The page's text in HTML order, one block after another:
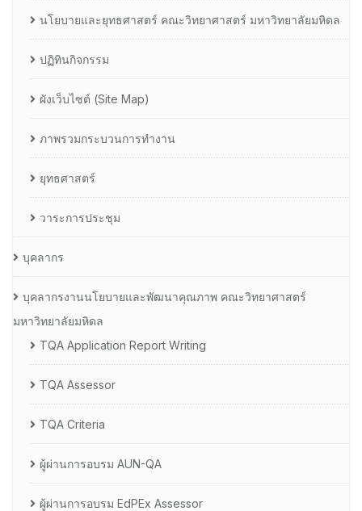
นโยบายและยุทธศาสตร์ คณะวิทยาศาสตร์ มหาวิทยาลัยมหิดล
ปฏิทินกิจกรรม
ผังเว็บไซต์ (Site Map)
ภาพรวมกระบวนการทำงาน
ยุทธศาสตร์
วาระการประชุม
บุคลากร
บุคลากรงานนโยบายและพัฒนาคุณภาพ คณะวิทยาศาสตร์
มหาวิทยาลัยมหิดล
TQA Application Report Writing
TQA Assessor
TQA Criteria
ผู้ผ่านการอบรม AUN-QA
ผู้ผ่านการอบรม EdPEx Assessor